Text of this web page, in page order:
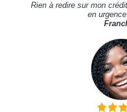
Rien à redire sur mon
en